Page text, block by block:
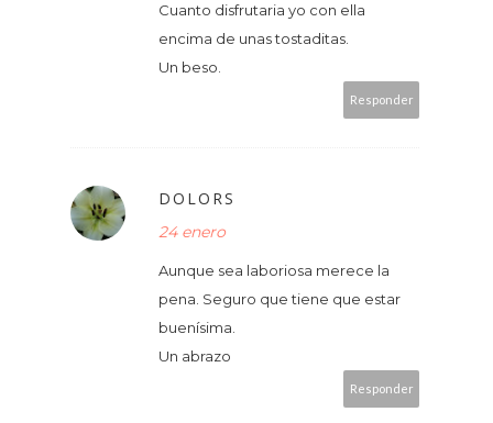
Cuanto disfrutaria yo con ella
encima de unas tostaditas.
Un beso.
Responder
DOLORS
24 enero
Aunque sea laboriosa merece la
pena. Seguro que tiene que estar
buenísima.
Un abrazo
Responder